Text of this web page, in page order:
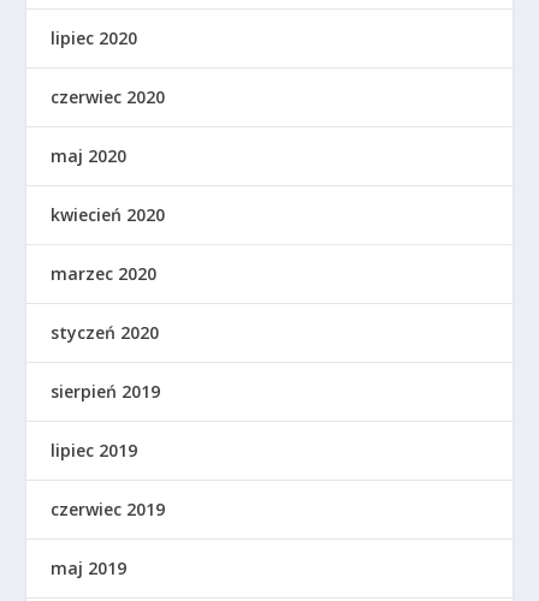
lipiec 2020
czerwiec 2020
maj 2020
kwiecień 2020
marzec 2020
styczeń 2020
sierpień 2019
lipiec 2019
czerwiec 2019
maj 2019